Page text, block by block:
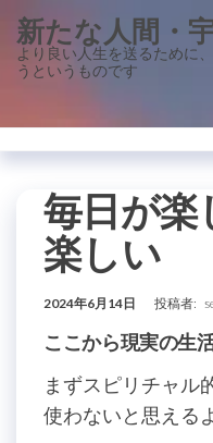
ン
に
新たな人間・
より良い人生を送るために
うというものです
毎日が楽
楽しい
2024年6月14日 投稿者:
ここから現実の生
まずスピリチャル
使わないと思える